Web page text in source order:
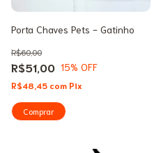
Porta Chaves Pets - Gatinho
R$51,00
R$60,00
15% OFF
R$48,45 com Pix